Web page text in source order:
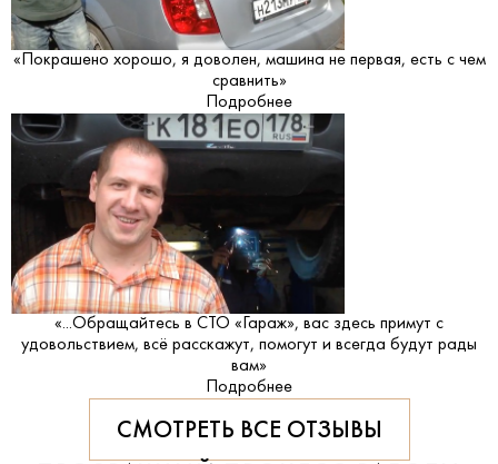
«Покрашено хорошо, я доволен, машина не первая, есть с чем
сравнить»
Подробнее
«...Обращайтесь в СТО «Гараж», вас здесь примут с
удовольствием, всё расскажут, помогут и всегда будут рады
вам»
Подробнее
СМОТРЕТЬ ВСЕ ОТЗЫВЫ